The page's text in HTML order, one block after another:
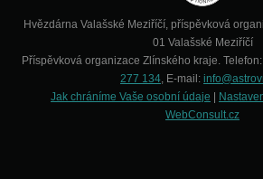
Hvězdárna Valašské Meziříčí, příspěvková
01 Valašské Meziříčí
Příspěvková organizace Zlínského kraje. Telefon:
277 134, E-mail:
Jak chráníme Vaše osobní údaje
WebConsult.cz